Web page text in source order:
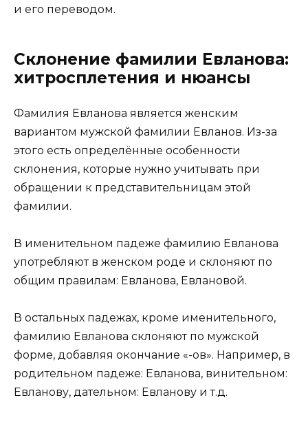
и его переводом.
Склонение фамилии Евланова:
хитросплетения и нюансы
Фамилия Евланова является женским
вариантом мужской фамилии Евланов. Из-за
этого есть определённые особенности
склонения, которые нужно учитывать при
обращении к представительницам этой
фамилии.
В именительном падеже фамилию Евланова
употребляют в женском роде и склоняют по
общим правилам: Евланова, Евлановой.
В остальных падежах, кроме именительного,
фамилию Евланова склоняют по мужской
форме, добавляя окончание «-ов». Например, в
родительном падеже: Евланова, винительном:
Евланову, дательном: Евланову и т.д.